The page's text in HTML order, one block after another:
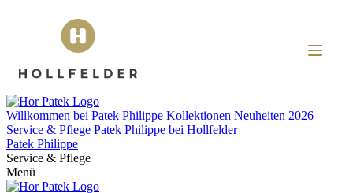
Willkommen bei Patek Philippe Kollektionen Neuheiten 2026
Service & Pflege Patek Philippe bei Hollfelder
Patek Philippe
Service & Pflege
Menü